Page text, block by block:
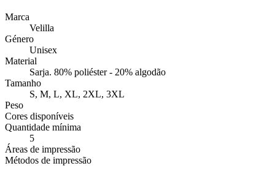
Marca
Velilla
Género
Unisex
Material
Sarja. 80% poliéster - 20% algodão
Tamanho
S, M, L, XL, 2XL, 3XL
Peso
Cores disponíveis
Quantidade mínima
5
Áreas de impressão
Métodos de impressão